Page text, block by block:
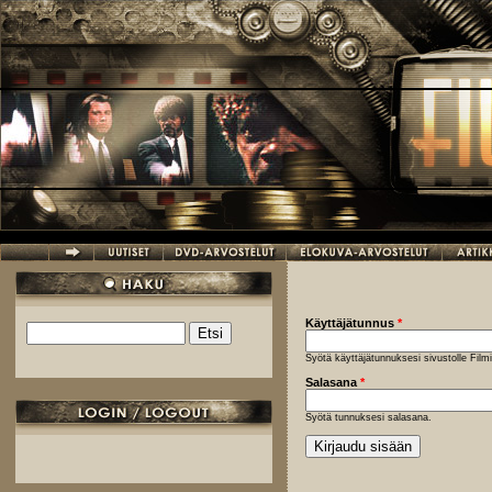
Hyppää pääsisältöön
Hakulomake
Käyttäjätunnus *
Syötä käyttäjätunnuksesi sivustolle
Salasana *
Syötä tunnuksesi salasana.